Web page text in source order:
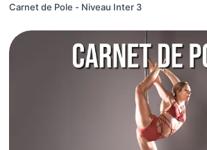
Carnet de Pole - Niveau Inter 3